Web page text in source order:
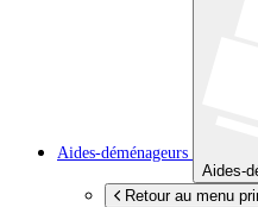
Aides-déménageurs
Aides-
Retour au menu